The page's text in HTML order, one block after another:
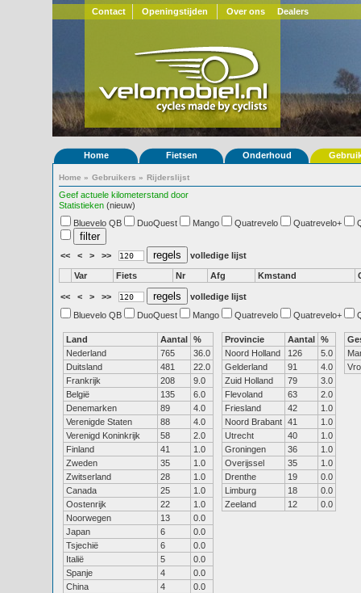
Contact Openingstijden Over ons Dealers
Home Fietsen Onderhoud
Home » Gebruikers » Rijderslijst
Geef actuele kilometerstand door
Statistieken (nieuw)
Bluevelo QB
DuoQuest Mango Quatrevelo Quatrevelo+
<< < > >> volledige lijst
Var Fiets Nr Afg Kmstand
<< < > >>
volledige lijst
Bluevelo QB
DuoQuest Mango Quatrevelo Quatrevelo+
Land Aantal %
Nederland
765
36.0
Duitsland
481
22.0
Frankrijk
208
9.0
België
135
6.0
Denemarken
89
4.0
Verenigde Staten
88
4.0
Verenigd Koninkrijk
58
2.0
Finland
41
1.0
Zweden
35
1.0
Zwitserland
28
1.0
Canada
25
1.0
Oostenrijk
22
1.0
Noorwegen
13
0.0
Japan
6
0.0
Tsjechië
6
0.0
Italië
5
0.0
Spanje
4
0.0
China
4
0.0
Provincie Aantal %
Noord Holland
126
5.0
Gelderland
91
4.0
Zuid Holland
79
3.0
Flevoland
63
2.0
Friesland
42
1.0
Noord Brabant 41
1.0
Utrecht
40
1.0
Groningen
36
1.0
Overijssel
35
1.0
Drenthe
19
0.0
Limburg
18
0.0
Zeeland
12 0.0